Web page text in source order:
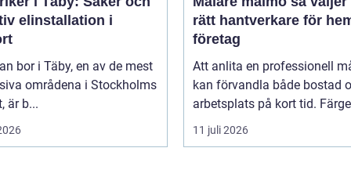
elinstallation i
bor i Täby, en av de mest
områdena i Stockholms
är b...
rätt hantverkare för
företag
Att anlita en professionell
kan förvandla både bostad
arbetsplats på kort tid.
11 juli 2026